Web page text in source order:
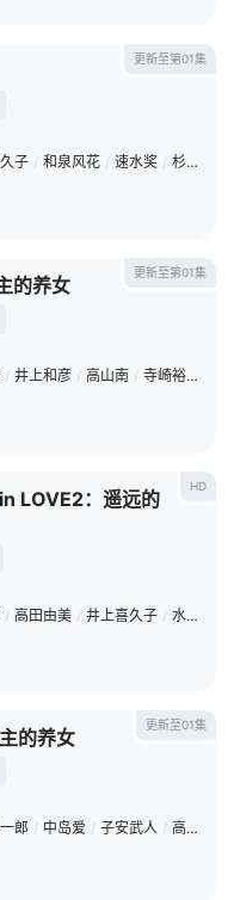
更新至第01集
子 / 和泉风花 / 速水奖 / 杉山纪彰
更新至第01集
的养女
/ 井上和彦 / 高山南 / 寺崎裕香
HD
LOVE2：遥远的
/ 高田由美 / 井上喜久子 / 水谷优子
更新至01集
的养女
郎 / 中岛爱 / 子安武人 / 高山南